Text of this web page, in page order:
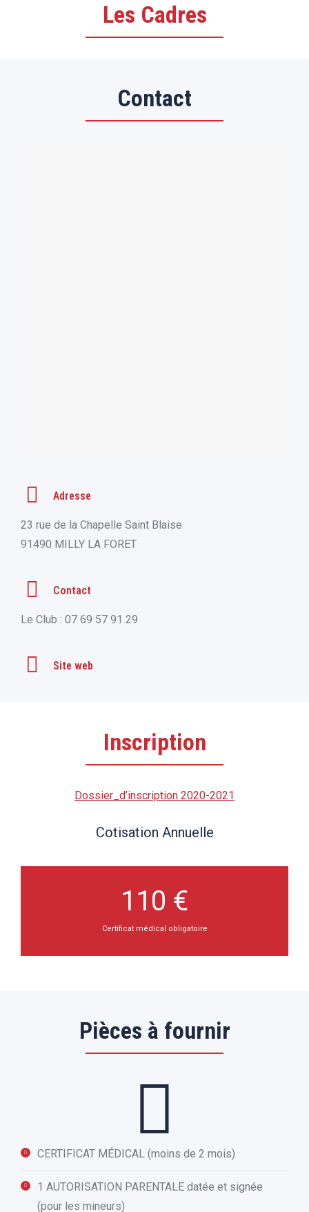
Les Cadres
Contact
Adresse
23 rue de la Chapelle Saint Blaise
91490 MILLY LA FORET
Contact
Le Club : 07 69 57 91 29
Site web
Inscription
Dossier_d’inscription 2020-2021
Cotisation Annuelle
110 €
Certificat médical obligatoire
Pièces à fournir
CERTIFICAT MÉDICAL (moins de 2 mois)
1 AUTORISATION PARENTALE datée et signée
(pour les mineurs)